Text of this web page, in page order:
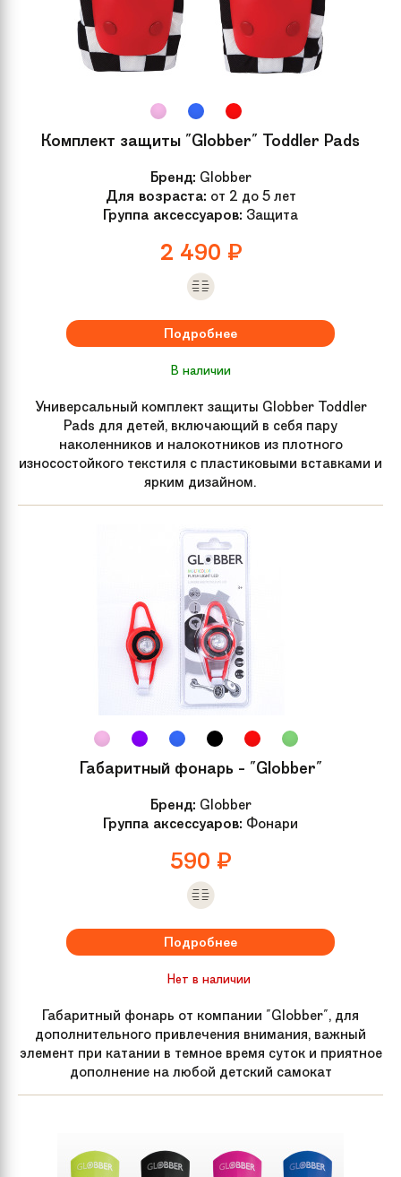
Комплект защиты "Globber" Toddler Pads
Бренд: Globber
Для возраста: от 2 до 5 лет
Группа аксессуаров: Защита
2 490 ₽
Подробнее
В наличии
Универсальный комплект защиты Globber Toddler
Pads для детей, включающий в себя пару
наколенников и налокотников из плотного
износостойкого текстиля с пластиковыми вставками и
ярким дизайном.
Габаритный фонарь - "Globber"
Бренд: Globber
Группа аксессуаров: Фонари
590 ₽
Подробнее
Нет в наличии
Габаритный фонарь от компании "Globber", для
дополнительного привлечения внимания, важный
элемент при катании в темное время суток и приятное
дополнение на любой детский самокат